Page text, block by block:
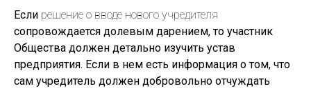
Если решение о вводе нового учредителя
сопровождается долевым дарением, то участник
Общества должен детально изучить устав
предприятия. Если в нем есть информация о том, что
сам учредитель должен добровольно отчуждать